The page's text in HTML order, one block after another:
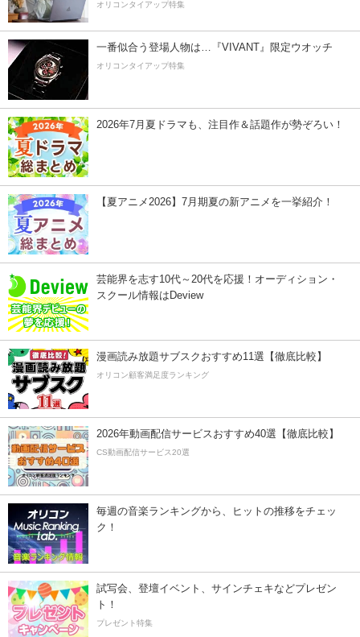
オリコンタイアップ特集
一番似合う登場人物は…『VIVANT』限定ウオッチ
オリコンタイアップ特集
2026年7月夏ドラマも、注目作＆話題作が勢ぞろい！
【夏アニメ2026】7月期夏の新アニメを一挙紹介！
芸能界を志す10代～20代を応援！オーディション・
スクール情報はDeview
漫画読み放題サブスクおすすめ11選【徹底比較】
オリコン顧客満足度ランキング
2026年動画配信サービスおすすめ40選【徹底比較】
CS動画配信サービス20選
毎週の音楽ランキングから、ヒットの推移をチェッ
ク！
試写会、登壇イベント、サインチェキなどプレゼン
ト！
プレゼント特集